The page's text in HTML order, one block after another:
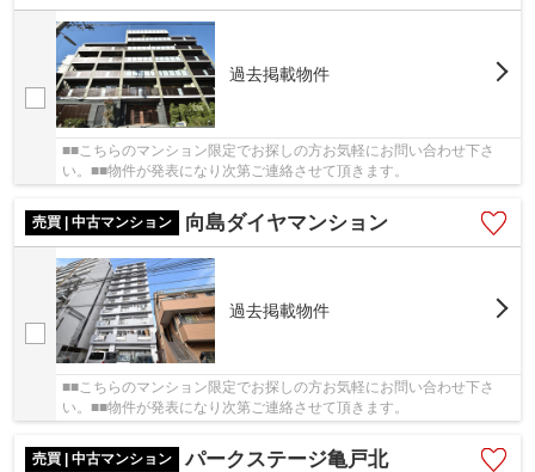
過去掲載物件
■■こちらのマンション限定でお探しの方お気軽にお問い合わせ下さ
い。■■物件が発表になり次第ご連絡させて頂きます。
売買 | 中古マンション 向島ダイヤマンション
過去掲載物件
■■こちらのマンション限定でお探しの方お気軽にお問い合わせ下さ
い。■■物件が発表になり次第ご連絡させて頂きます。
売買 | 中古マンション パークステージ亀戸北